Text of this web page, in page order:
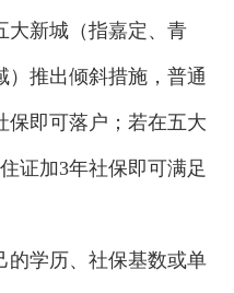
大新城（指嘉定、青
）推出倾斜措施，普通
保即可落户；若在五大
证加3年社保即可满足
学历、社保基数或单